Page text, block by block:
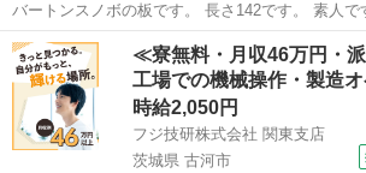
バートンスノボの板です。 長さ142です。 素人ですので詳しい事聞か
れてもわかりません。
岡山 玉野市 宇野駅 スノーボード
≪寮無料・月収46万円・
工場での機械操作・製造
時給2,050円
フジ技研株式会社 関東支店
茨城県 古河市